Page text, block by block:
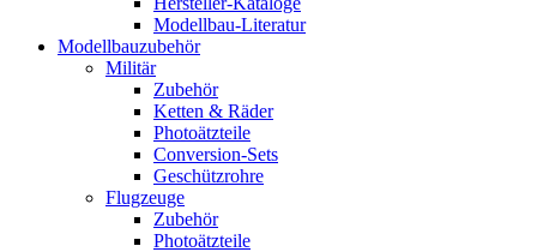
Modellbau-Literatur
Modellbauzubehör
Militär
Zubehör
Ketten & Räder
Photoätzteile
Conversion-Sets
Geschützrohre
Flugzeuge
Zubehör
Photoätzteile